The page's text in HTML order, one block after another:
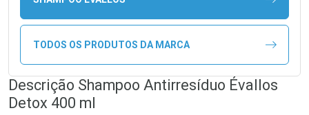
TODOS OS PRODUTOS DA MARCA
Descrição Shampoo Antirresíduo Évallos
Detox 400 ml